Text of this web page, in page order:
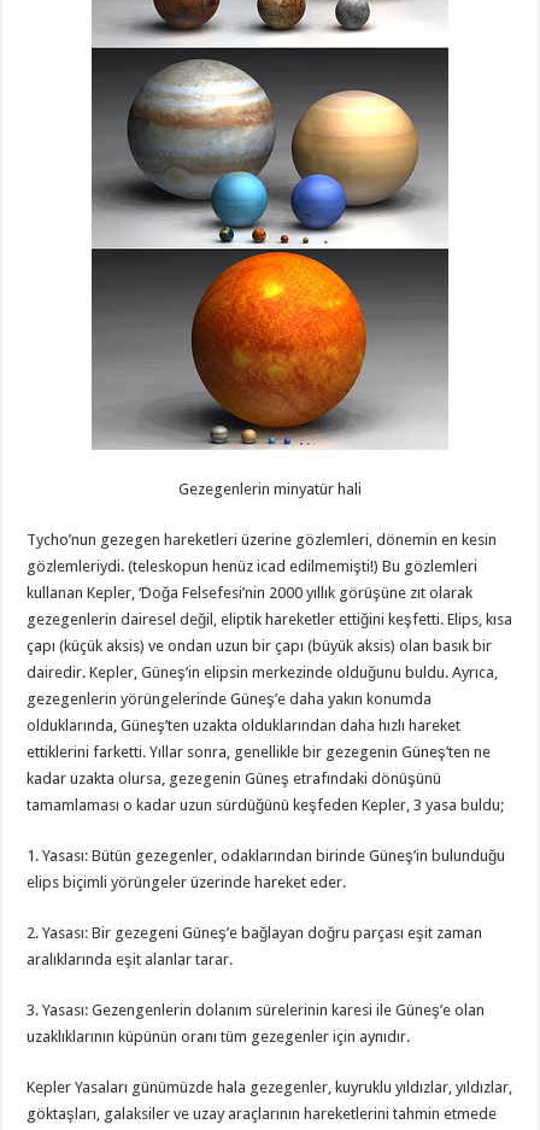
Gezegenlerin minyatür hali
Tycho’nun gezegen hareketleri üzerine gözlemleri, dönemin en kesin
gözlemleriydi. (teleskopun henüz icad edilmemişti!) Bu gözlemleri
kullanan Kepler, ‘Doğa Felsefesi’nin 2000 yıllık görüşüne zıt olarak
gezegenlerin dairesel değil, eliptik hareketler ettiğini keşfetti. Elips, kısa
çapı (küçük aksis) ve ondan uzun bir çapı (büyük aksis) olan basık bir
dairedir. Kepler, Güneş’in elipsin merkezinde olduğunu buldu. Ayrıca,
gezegenlerin yörüngelerinde Güneş’e daha yakın konumda
olduklarında, Güneş’ten uzakta olduklarından daha hızlı hareket
ettiklerini farketti. Yıllar sonra, genellikle bir gezegenin Güneş’ten ne
kadar uzakta olursa, gezegenin Güneş etrafındaki dönüşünü
tamamlaması o kadar uzun sürdüğünü keşfeden Kepler, 3 yasa buldu;
1. Yasası: Bütün gezegenler, odaklarından birinde Güneş’in bulunduğu
elips biçimli yörüngeler üzerinde hareket eder.
2. Yasası: Bir gezegeni Güneş’e bağlayan doğru parçası eşit zaman
aralıklarında eşit alanlar tarar.
3. Yasası: Gezengenlerin dolanım sürelerinin karesi ile Güneş’e olan
uzaklıklarının küpünün oranı tüm gezegenler için aynıdır.
Kepler Yasaları günümüzde hala gezegenler, kuyruklu yıldızlar, yıldızlar,
göktaşları, galaksiler ve uzay araçlarının hareketlerini tahmin etmede